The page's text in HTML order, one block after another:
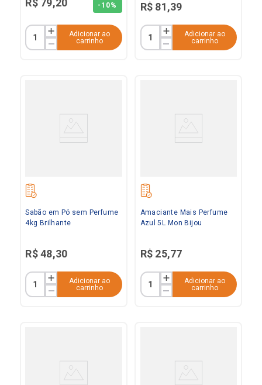
R$ 79,20 - 10%
Adicionar ao
carrinho
R$ 81,39
Adicionar ao
carrinho
Sabão em Pó sem Perfume
4kg Brilhante
R$ 48,30
Adicionar ao
carrinho
Amaciante Mais Perfume
Azul 5L Mon Bijou
R$ 25,77
Adicionar ao
carrinho